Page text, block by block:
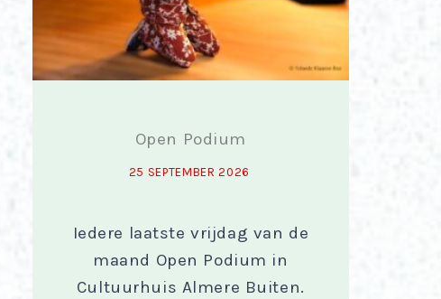
Open Podium
25 SEPTEMBER 2026
Iedere laatste vrijdag van de
maand Open Podium in
Cultuurhuis Almere Buiten.